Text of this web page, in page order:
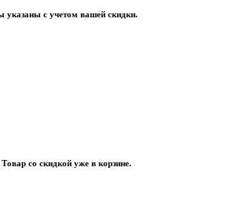
указаны с учетом вашей скидки.
со скидкой уже в корзине.